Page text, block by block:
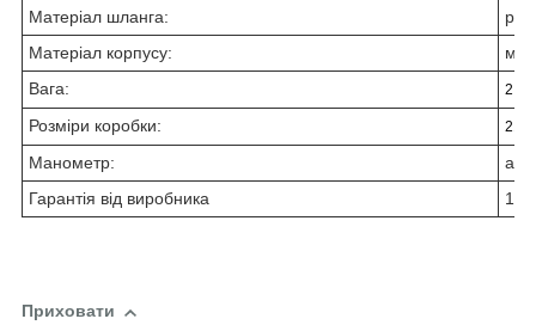
Матеріал шланга:
Матеріал корпусу:
Вага:
2,56
Розміри коробки: 210
Манометр:
Гарантія від виробника
12
Приховати